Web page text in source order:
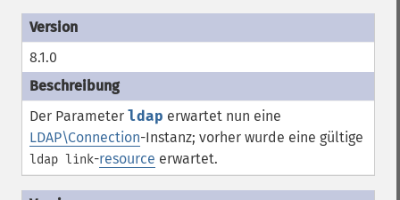
8.1.0
Der Parameter ldap erwartet nun eine
LDAP\Connection-Instanz; vorher wurde eine gültige
ldap link-resource erwartet.